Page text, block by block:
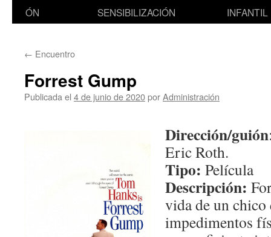
ÓN
SENSIBILIZACIÓN
INFANTIL
← Encuentro
Forrest Gump
Publicada el 4 de junio de 2020porAdministración
Dirección/guión
Eric Roth.
Tipo: Película
Descripción:
vida de un chico
impedimentos